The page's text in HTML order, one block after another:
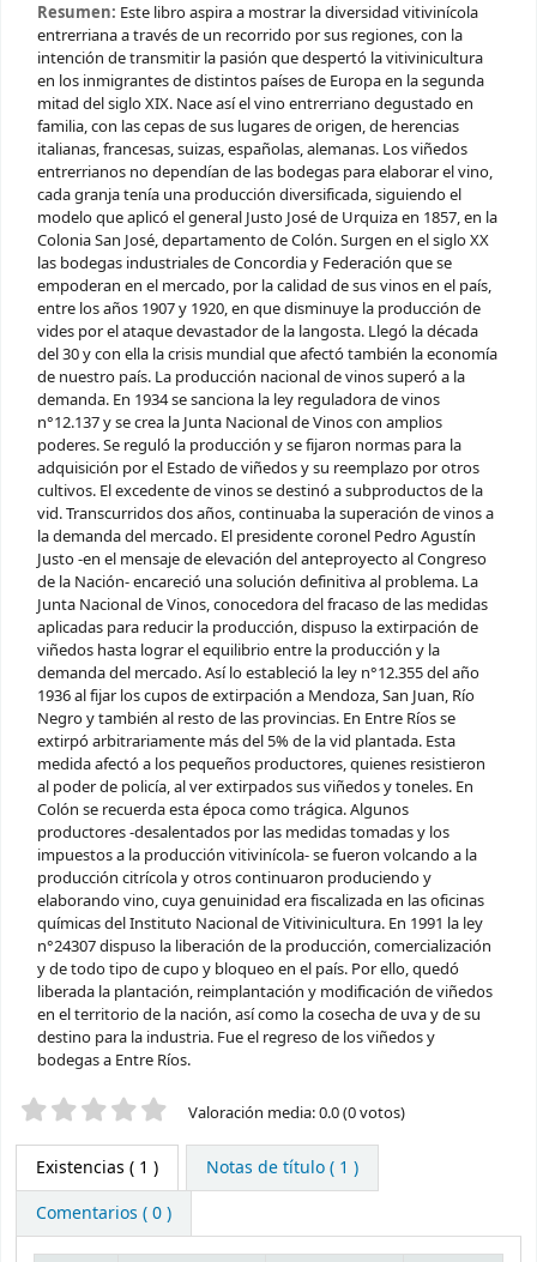
Resumen: Este libro aspira a mostrar la diversidad vitivinícola
entrerriana a través de un recorrido por sus regiones, con la
intención de transmitir la pasión que despertó la vitivinicultura
en los inmigrantes de distintos países de Europa en la segunda
mitad del siglo XIX. Nace así el vino entrerriano degustado en
familia, con las cepas de sus lugares de origen, de herencias
italianas, francesas, suizas, españolas, alemanas. Los viñedos
entrerrianos no dependían de las bodegas para elaborar el vino,
cada granja tenía una producción diversificada, siguiendo el
modelo que aplicó el general Justo José de Urquiza en 1857, en la
Colonia San José, departamento de Colón. Surgen en el siglo XX
las bodegas industriales de Concordia y Federación que se
empoderan en el mercado, por la calidad de sus vinos en el país,
entre los años 1907 y 1920, en que disminuye la producción de
vides por el ataque devastador de la langosta. Llegó la década
del 30 y con ella la crisis mundial que afectó también la economía
de nuestro país. La producción nacional de vinos superó a la
demanda. En 1934 se sanciona la ley reguladora de vinos
n°12.137 y se crea la Junta Nacional de Vinos con amplios
poderes. Se reguló la producción y se fijaron normas para la
adquisición por el Estado de viñedos y su reemplazo por otros
cultivos. El excedente de vinos se destinó a subproductos de la
vid. Transcurridos dos años, continuaba la superación de vinos a
la demanda del mercado. El presidente coronel Pedro Agustín
Justo -en el mensaje de elevación del anteproyecto al Congreso
de la Nación- encareció una solución definitiva al problema. La
Junta Nacional de Vinos, conocedora del fracaso de las medidas
aplicadas para reducir la producción, dispuso la extirpación de
viñedos hasta lograr el equilibrio entre la producción y la
demanda del mercado. Así lo estableció la ley n°12.355 del año
1936 al fijar los cupos de extirpación a Mendoza, San Juan, Río
Negro y también al resto de las provincias. En Entre Ríos se
extirpó arbitrariamente más del 5% de la vid plantada. Esta
medida afectó a los pequeños productores, quienes resistieron
al poder de policía, al ver extirpados sus viñedos y toneles. En
Colón se recuerda esta época como trágica. Algunos
productores -desalentados por las medidas tomadas y los
impuestos a la producción vitivinícola- se fueron volcando a la
producción citrícola y otros continuaron produciendo y
elaborando vino, cuya genuinidad era fiscalizada en las oficinas
químicas del Instituto Nacional de Vitivinicultura. En 1991 la ley
n°24307 dispuso la liberación de la producción, comercialización
y de todo tipo de cupo y bloqueo en el país. Por ello, quedó
liberada la plantación, reimplantación y modificación de viñedos
en el territorio de la nación, así como la cosecha de uva y de su
destino para la industria. Fue el regreso de los viñedos y
bodegas a Entre Ríos.
Valoración Valoración media: 0.0 (0 votos)
Existencias ( 1 )
Notas de título ( 1 )
Comentarios ( 0 )